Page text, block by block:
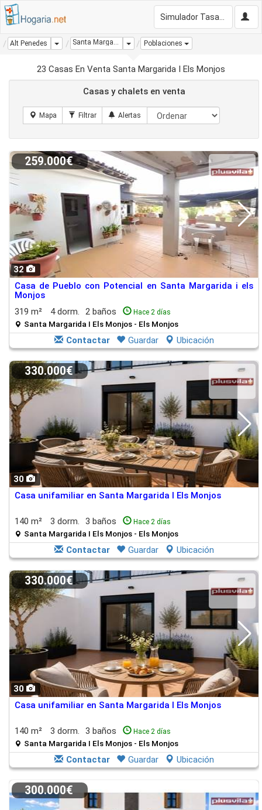
Alt Penedes Dropdown Santa Margarida I Els Monjos Dropdown
Poblaciones
23 Casas En Venta Santa Margarida I Els Monjos
Casas y chalets en venta
32
259.000€
Casa de Pueblo con Potencial en Santa Margarida i els
Monjos
319 m²
4 dorm. 2 baños Hace 2 días
Santa Margarida I Els Monjos - Els Monjos
Contactar Guardar Ubicación
30
330.000€
Casa unifamiliar en Santa Margarida I Els Monjos
140 m² 3 dorm. 3 baños Hace 2 días
Santa Margarida I Els Monjos - Els Monjos
Contactar Guardar Ubicación
30
330.000€
Casa unifamiliar en Santa Margarida I Els Monjos
140 m² 3 dorm. 3 baños Hace 2 días
Santa Margarida I Els Monjos - Els Monjos
Contactar Guardar Ubicación
300.000€